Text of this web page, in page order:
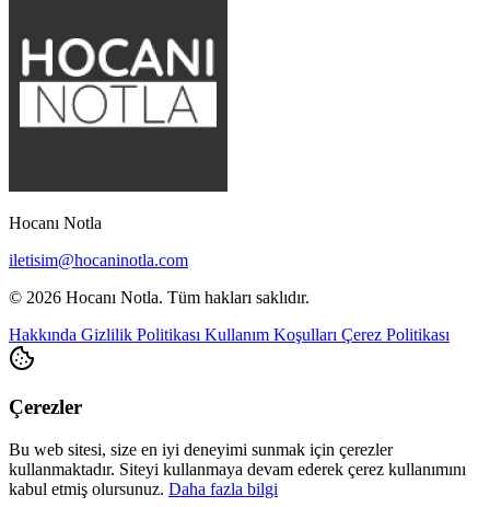
Hocanı Notla
iletisim@hocaninotla.com
© 2026 Hocanı Notla. Tüm hakları saklıdır.
Hakkında Gizlilik Politikası Kullanım Koşulları Çerez Politikası
Çerezler
Bu web sitesi, size en iyi deneyimi sunmak için çerezler
kullanmaktadır. Siteyi kullanmaya devam ederek çerez kullanımını
kabul etmiş olursunuz. Daha fazla bilgi